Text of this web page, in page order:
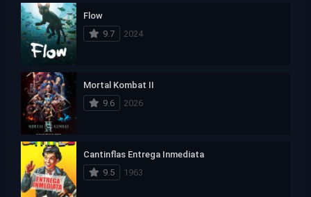
Flow
9.7
2024
Mortal Kombat II
9.6
2026
Cantinflas Entrega Inmediata
9.5
1963